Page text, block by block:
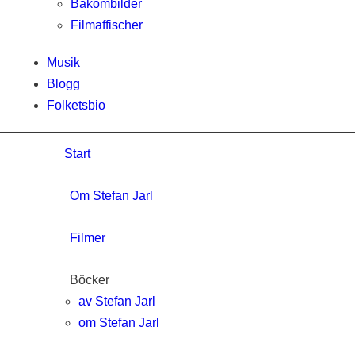
Bakombilder
Filmaffischer
Musik
Blogg
Folketsbio
Start
Om Stefan Jarl
Filmer
Böcker
av Stefan Jarl
om Stefan Jarl